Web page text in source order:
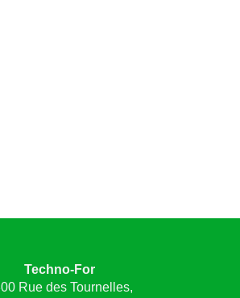
Techno-For
Rue des Tournelles,